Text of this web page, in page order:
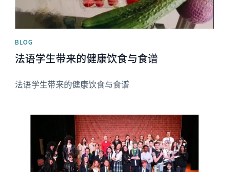
BLOG
法语学生带来的健康饮食与食谱
法语学生带来的健康饮食与食谱